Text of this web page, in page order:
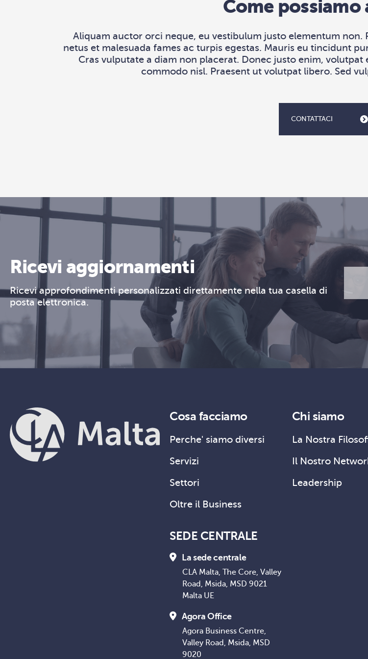
Come
Aliquam auctor orci neque, eu vestibulum justo elementum
netus et malesuada fames ac turpis egestas. Mauris eu tincidunt
Cras vulputate a diam non placerat. Donec justo enim,
commodo nisl. Praesent ut volutpat libero. Sed
CONTATTACI
Ricevi aggiornamenti
Ricevi approfondimenti personalizzati direttamente nella tua casella di
posta elettronica.
Cosa facciamo
Perche' siamo diversi
Servizi
Settori
Oltre il Business
Chi siamo
La Nostra
Il Nostro
Leadership
SEDE CENTRALE
La sede centrale
CLA Malta, The Core, Valley
Road, Msida, MSD 9021
Malta UE
Agora Office
Agora Business Centre,
Valley Road, Msida, MSD
9020